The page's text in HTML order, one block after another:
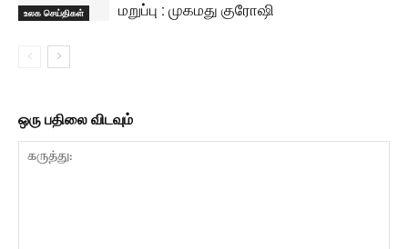
உலக செய்திகள்
மறுப்பு : முகமது குரோஷி
ஒரு பதிலை விடவும்